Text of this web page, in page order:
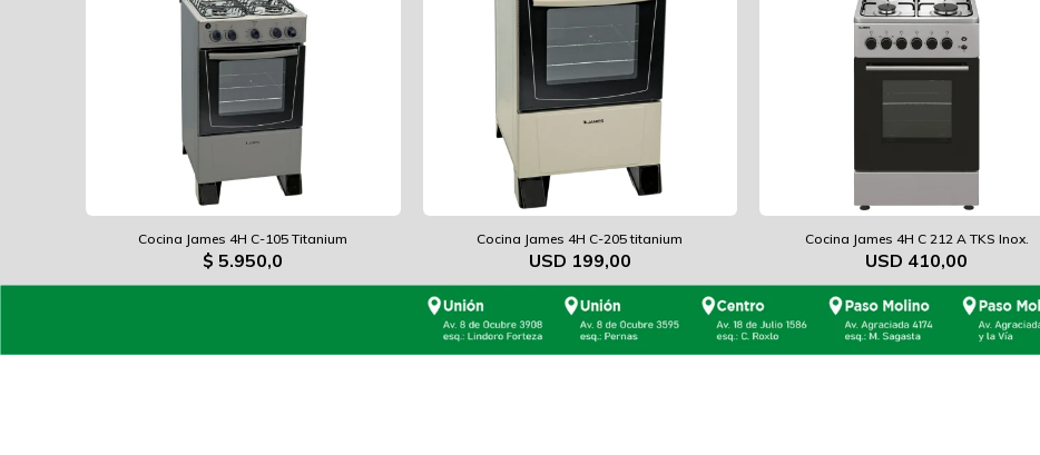
Cocina James 4H C-105 Titanium
$ 5.950,0
Cocina James 4H C-205 titanium
USD 199,00
Cocina James 4H C 212 A TKS Inox.
USD 410,00